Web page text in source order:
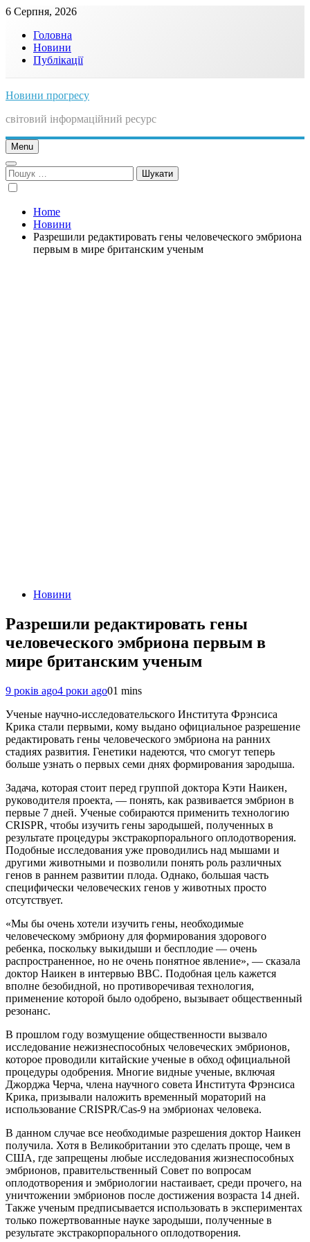
Skip
content
6 Серпня, 2026
Головна
Новини
Публікації
Новини прогресу
світовий інформаційний ресурс
Menu
Пошук:
Home
Новини
Разрешили редактировать гены человеческого эмбриона
первым в мире британским ученым
Новини
Разрешили редактировать гены
человеческого эмбриона первым в
мире британским ученым
9 років ago4 роки ago01 mins
Ученые научно-исследовательского Института Фрэнсиса
Крика стали первыми, кому выдано официальное разрешение
редактировать гены человеческого эмбриона на ранних
стадиях развития. Генетики надеются, что смогут теперь
больше узнать о первых семи днях формирования зародыша.
Задача, которая стоит перед группой доктора Кэти Наикен,
руководителя проекта, — понять, как развивается эмбрион в
первые 7 дней. Ученые собираются применить технологию
CRISPR, чтобы изучить гены зародышей, полученных в
результате процедуры экстракорпорального оплодотворения.
Подобные исследования уже проводились над мышами и
другими животными и позволили понять роль различных
генов в раннем развитии плода. Однако, большая часть
специфически человеческих генов у животных просто
отсутствует.
«Мы бы очень хотели изучить гены, необходимые
человеческому эмбриону для формирования здорового
ребенка, поскольку выкидыши и бесплодие — очень
распространенное, но не очень понятное явление», — сказала
доктор Наикен в интервью BBC. Подобная цель кажется
вполне безобидной, но противоречивая технология,
применение которой было одобрено, вызывает общественный
резонанс.
В прошлом году возмущение общественности вызвало
исследование нежизнеспособных человеческих эмбрионов,
которое проводили китайские ученые в обход официальной
процедуры одобрения. Многие видные ученые, включая
Джорджа Черча, члена научного совета Института Фрэнсиса
Крика, призывали наложить временный мораторий на
использование CRISPR/Cas-9 на эмбрионах человека.
В данном случае все необходимые разрешения доктор Наикен
получила. Хотя в Великобритании это сделать проще, чем в
США, где запрещены любые исследования жизнеспособных
эмбрионов, правительственный Совет по вопросам
оплодотворения и эмбриологии настаивает, среди прочего, на
уничтожении эмбрионов после достижения возраста 14 дней.
Также ученым предписывается использовать в экспериментах
только пожертвованные науке зародыши, полученные в
результате экстракорпорального оплодотворения.